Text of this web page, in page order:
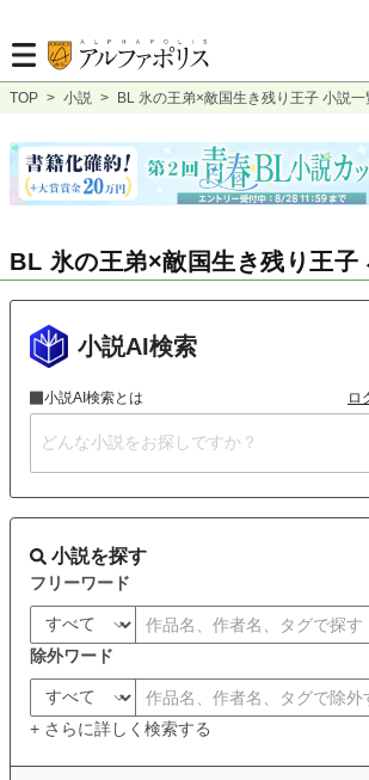
TOP > 小説 > BL 氷の王弟×敵国生き残り王子 小説一
BL 氷の王弟×敵国生き残り王子
小説AI検索
小説AI検索とは ロ
小説を探す
フリーワード
除外ワード
+ さらに詳しく検索する